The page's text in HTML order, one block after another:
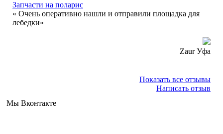
Запчасти на поларис
« Очень оперативно нашли и отправили площадка для
лебедки»
Zaur Уфа
Показать все отзывы
Написать отзыв
Мы Вконтакте